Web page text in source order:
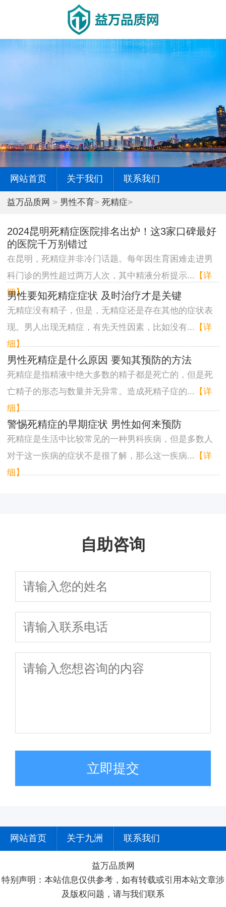
网站首页 关于我们 联系我们
益万品质网 > 男性不育> 死精症>
2024昆明死精症医院排名出炉！这3家口碑最好
的医院千万别错过
在昆明，死精症并非冷门话题。每年因生育困难走进男
科门诊的男性超过两万人次，其中精液分析提示...
【详
细】
男性要知死精症症状 及时治疗才是关键
无精症没有精子，但是，无精症还是存在其他的症状表
现。男人出现无精症，有先天性因素，比如没有...
【详
细】
男性死精症是什么原因 要知其预防的方法
死精症是指精液中绝大多数的精子都是死亡的，但是死
亡精子的形态与数量并无异常。造成死精子症的...
【详
细】
警惕死精症的早期症状 男性如何来预防
死精症是生活中比较常见的一种男科疾病，但是多数人
对于这一疾病的症状不是很了解，那么这一疾病...
【详
细】
自助咨询
立即提交
网站首页 关于九洲 联系我们
益万品质网
特别声明：本站信息仅供参考，如有转载或引用本站文章涉
及版权问题，请与我们联系